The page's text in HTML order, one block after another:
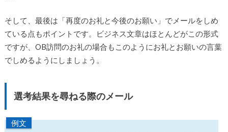
そして、最後は「再度のお礼と今後のお願い」でメールをしめ
ている点もポイントです。ビジネス文章はほとんどがこの形式
ですが、OB訪問のお礼の場合もこのようにお礼とお願いの言葉
でしめるようにしましょう。
選考結果を尋ねる際のメール
例文